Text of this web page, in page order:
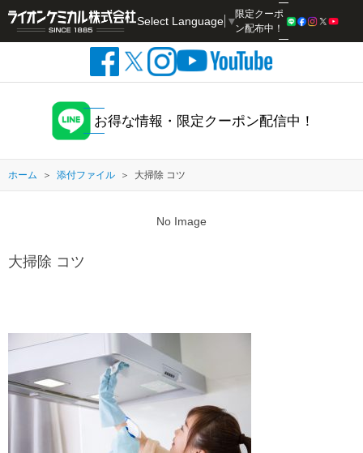
Select Language ▼
限定クーポ
ン配布中！
お得な情報・限定クーポン配信中！
ホーム 添付ファイル 大掃除 コツ
No Image
大掃除 コツ
検索